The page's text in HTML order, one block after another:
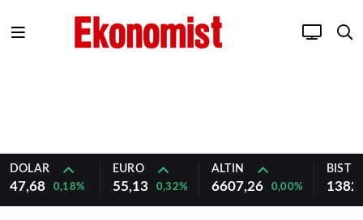
DOLAR
47,68 0,18%
EURO
55,13 0,32%
ALTIN
6607,26 0,00%
BIST